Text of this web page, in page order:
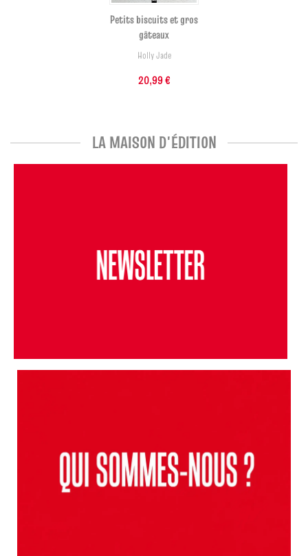
Petits biscuits et gros
gâteaux
Holly Jade
20,99 €
LA MAISON D'ÉDITION